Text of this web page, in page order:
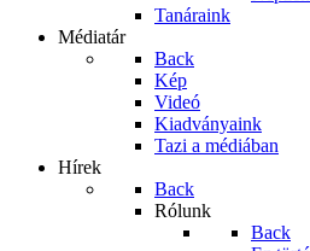
Tanáraink
Médiatár
Back
Kép
Videó
Kiadványaink
Tazi a médiában
Hírek
Back
Rólunk
Back